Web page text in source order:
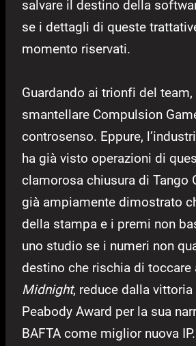
salvare il destino della
se i dettagli di queste
momento riservati.
Guardando ai trionfi del
smantellare Compulsion
controsenso. Eppure,
ha già visto operazioni di
clamorosa chiusura di Tango
già ampiamente dimostrato
della stampa e i premi non
uno studio se i numeri non
destino che rischia di toccare
Midnight, reduce dalla
Peabody Award per la sua
BAFTA come miglior nuova